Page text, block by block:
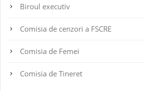
Biroul executiv
Comisia de cenzori a FSCRE
Comisia de Femei
Comisia de Tineret